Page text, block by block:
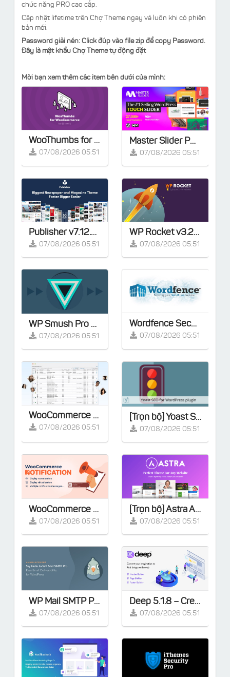
chức năng PRO cao cấp.
Cập nhật lifetime trên Chợ Theme ngay và luôn khi có phiên
bản mới.
Password giải nén: Click đúp vào file zip để copy Password.
Đây là mật khẩu Chợ Theme tự động đặt
Mời bạn xem thêm các item bên dưới của mình:
WooThumbs for WooCommerce v5.13.2
07/08/2026 05:51
Master Slider PRO v3.7.7 - Touch Layer Slider WordPress Plugin
07/08/2026 05:51
Publisher v7.12.0 – Magazine News Blog AMP – Full Demos
07/08/2026 05:51
WP Rocket v3.23.1.1 – Cache Plugin for WordPress
07/08/2026 05:51
WP Smush Pro v4.3.0 – [Activated]
07/08/2026 05:51
Wordfence Security Premium v8.2.2 - [Activated]
07/08/2026 05:51
WooCommerce Smart Manager Pro v8.95.0
07/08/2026 05:51
[Trọn bộ] Yoast SEO Premium v28.2 - Full Extensions
07/08/2026 05:51
WooCommerce Notification | Boost Your Sales - Live Feed Sales - Recent Sales Popup - Upsells
07/08/2026 05:51
[Trọn bộ] Astra Agency Bundle - Lifetime
07/08/2026 05:51
WP Mail SMTP Pro v4.9.0 - Khắc phục tất cả các vấn đề về WordPress không gửi được email
07/08/2026 05:51
Deep 5.1.8 – Creative Multi-Purpose WordPress Theme
07/08/2026 05:51